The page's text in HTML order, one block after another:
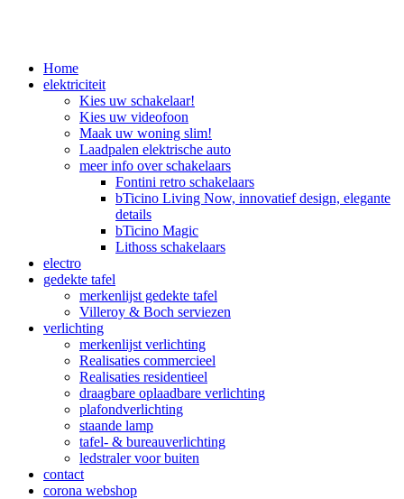
Home
elektriciteit
Kies uw schakelaar!
Kies uw videofoon
Maak uw woning slim!
Laadpalen elektrische auto
meer info over schakelaars
Fontini retro schakelaars
bTicino Living Now, innovatief design, elegante
details
bTicino Magic
Lithoss schakelaars
electro
gedekte tafel
merkenlijst gedekte tafel
Villeroy & Boch serviezen
verlichting
merkenlijst verlichting
Realisaties commercieel
Realisaties residentieel
draagbare oplaadbare verlichting
plafondverlichting
staande lamp
tafel- & bureauverlichting
ledstraler voor buiten
contact
corona webshop